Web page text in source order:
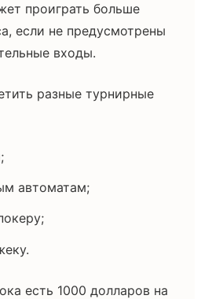
проиграть больше
если не предусмотрены
входы.
разные турнирные
автоматам;
есть 1000 долларов на